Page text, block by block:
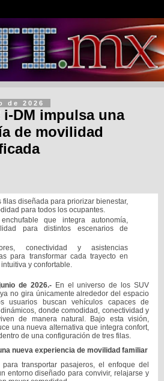
de 2026
i-DM impulsa una
de movilidad
filas diseñada para priorizar bienestar,
para todos los ocupantes.
que integra autonomía,
para distintos escenarios de
conectividad y asistencias
para transformar cada trayecto en
y confortable.
de 2026.-En el universo de los SUV
no gira únicamente alrededor del espacio
usuarios buscan vehículos capaces de
donde comodidad, conectividad y
de manera natural. Bajo esta visión,
una nueva alternativa que integra confort,
de una configuración de tres filas.
nueva experiencia de movilidad familiar
transportar pasajeros, el enfoque del
entorno diseñado para convivir, relajarse y